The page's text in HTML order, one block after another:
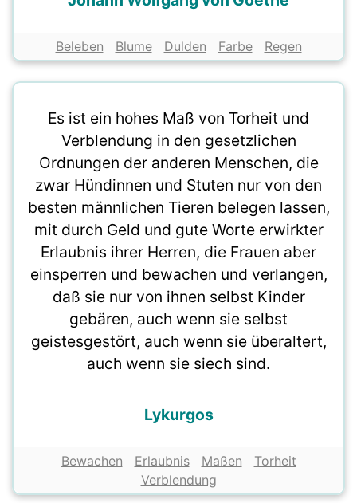
Beleben Blume Dulden Farbe Regen
Es ist ein hohes Maß von Torheit und
Verblendung in den gesetzlichen
Ordnungen der anderen Menschen, die
zwar Hündinnen und Stuten nur von den
besten männlichen Tieren belegen lassen,
mit durch Geld und gute Worte erwirkter
Erlaubnis ihrer Herren, die Frauen aber
einsperren und bewachen und verlangen,
daß sie nur von ihnen selbst Kinder
gebären, auch wenn sie selbst
geistesgestört, auch wenn sie überaltert,
auch wenn sie siech sind.
Lykurgos
Bewachen Erlaubnis Maßen
Torheit
Verblendung